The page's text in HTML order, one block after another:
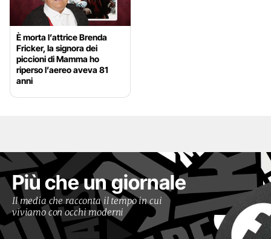
È morta l’attrice Brenda
Fricker, la signora dei
piccioni di Mamma ho
riperso l’aereo aveva 81
anni
Più che un giornale
Il media che racconta il tempo in cui
viviamo con occhi moderni